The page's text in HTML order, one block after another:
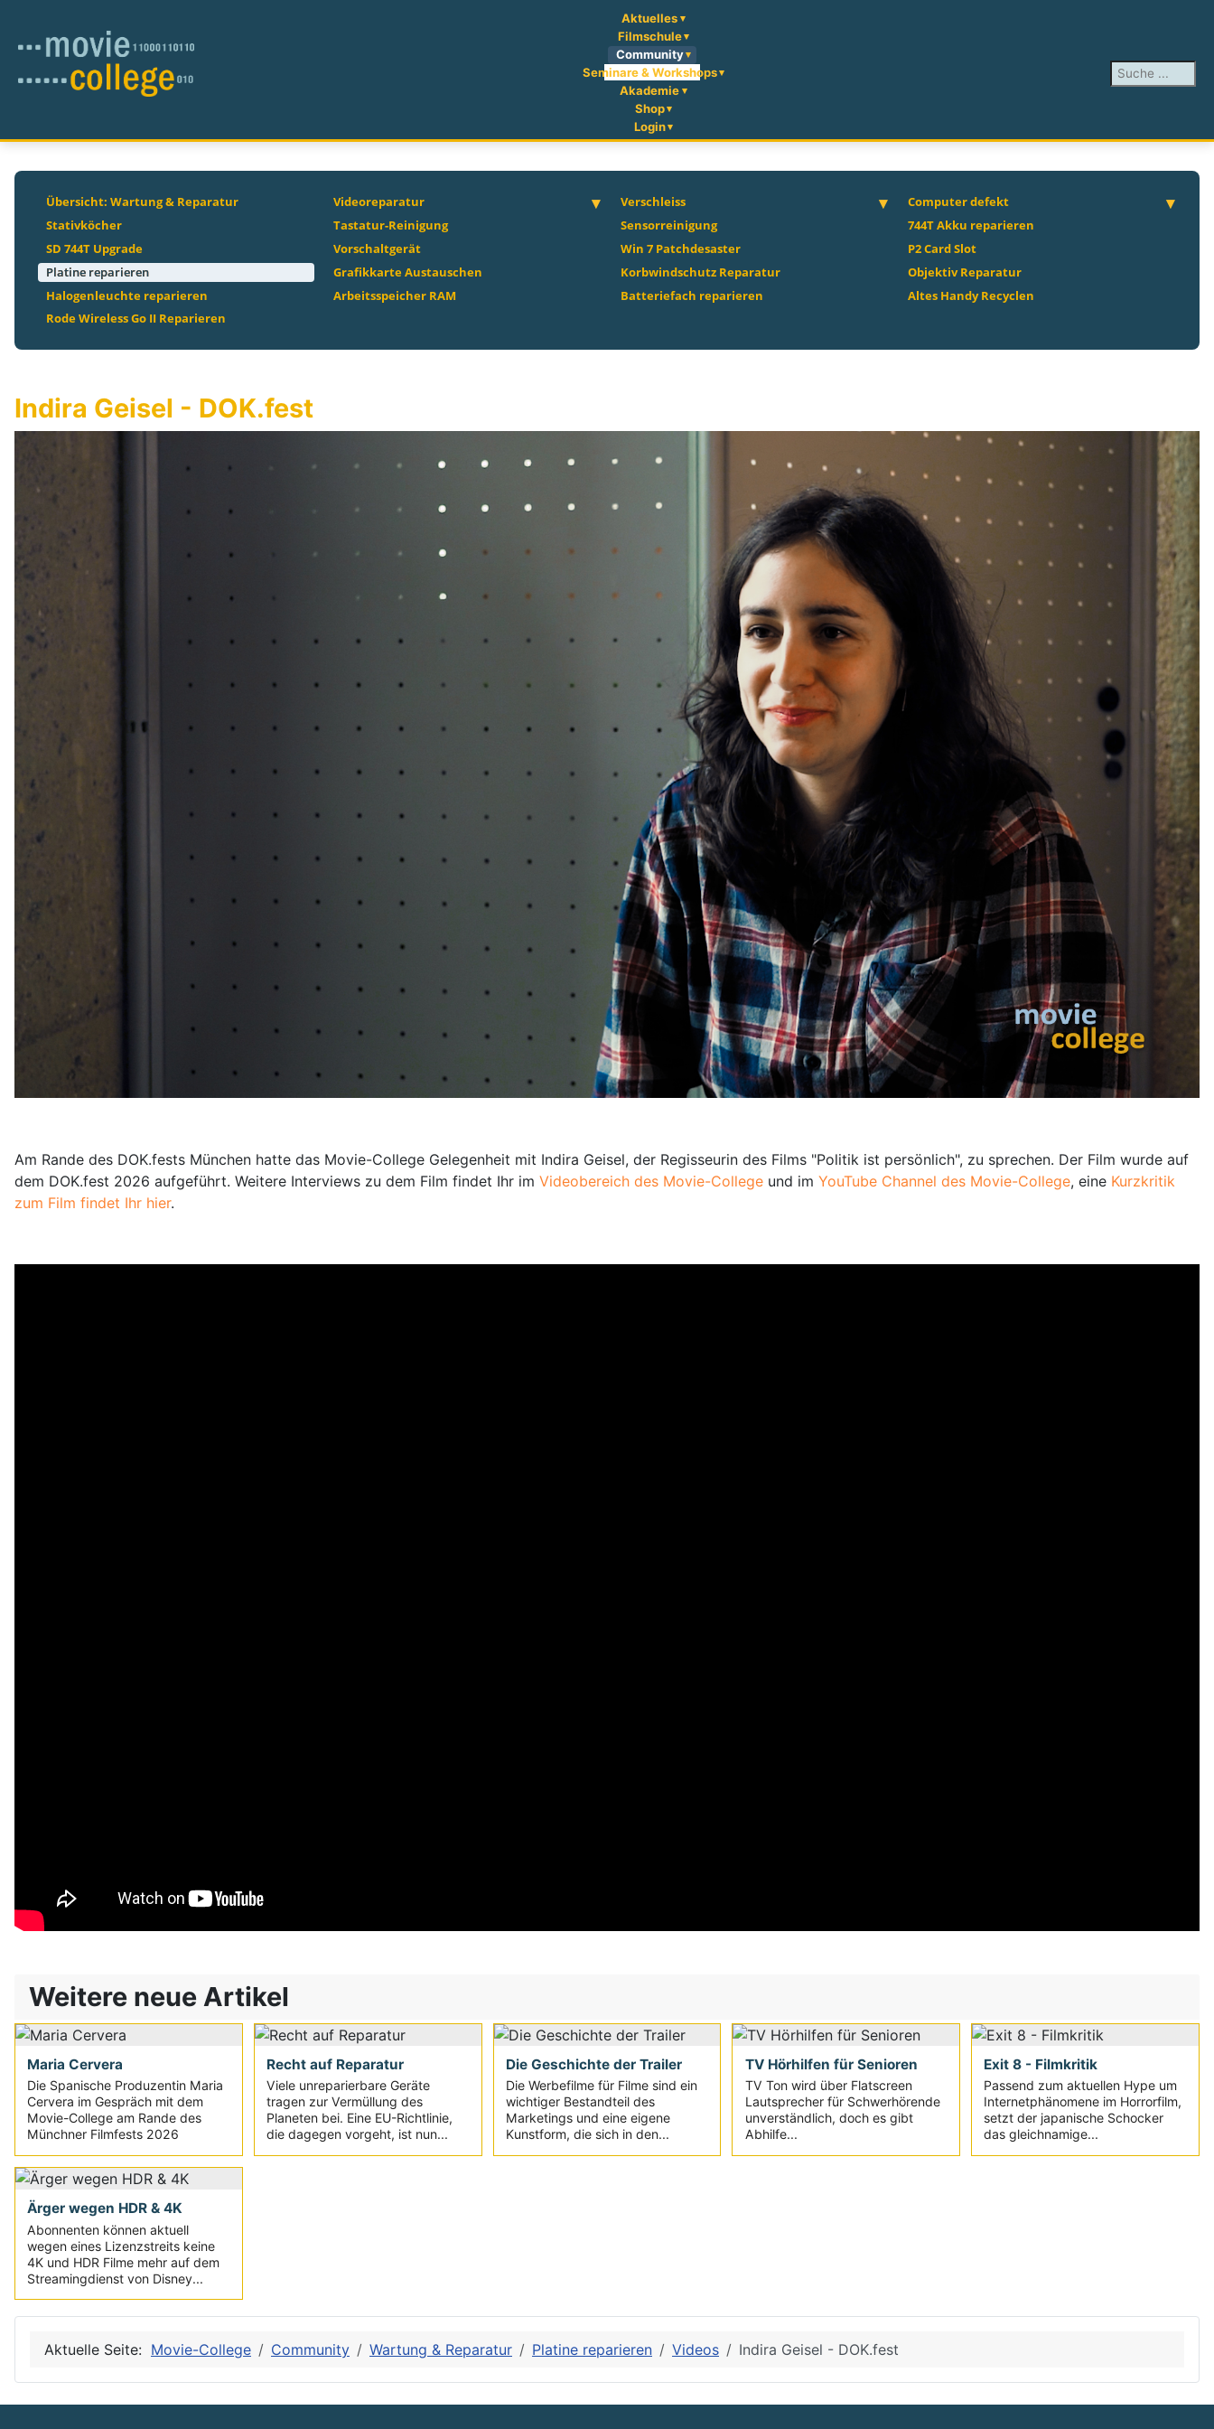
Aktuelles
Filmschule
Community
Seminare & Workshops
Akademie
Shop
Login
Suchen ...
Übersicht: Wartung & Reparatur Videoreparatur Verschleiss
Computer defekt
Stativköcher
Tastatur-Reinigung Sensorreinigung
744T Akku reparieren
SD 744T Upgrade
Vorschaltgerät Win 7 Patchdesaster
P2 Card Slot
Platine reparieren
Grafikkarte Austauschen Korbwindschutz Reparatur
Objektiv Reparatur
Halogenleuchte reparieren
Arbeitsspeicher RAM Batteriefach reparieren
Altes Handy Recyclen
Rode Wireless Go II Reparieren
Indira Geisel - DOK.fest
Am Rande des DOK.fests München hatte das Movie-College Gelegenheit mit Indira Geisel, der Regisseurin des Films "Politik ist persönlich", zu sprechen. Der Film wurde auf
dem DOK.fest 2026 aufgeführt. Weitere Interviews zu dem Film findet Ihr im Videobereich des Movie-College und im YouTube Channel des Movie-College, eine Kurzkritik
zum Film findet Ihr hier.
Weitere neue Artikel
Maria Cervera
Die Spanische Produzentin Maria
Cervera im Gespräch mit dem
Movie-College am Rande des
Münchner Filmfests 2026
Recht auf Reparatur
Viele unreparierbare Geräte
tragen zur Vermüllung des
Planeten bei. Eine EU-Richtlinie,
die dagegen vorgeht, ist nun...
Die Geschichte der Trailer
Die Werbefilme für Filme sind ein
wichtiger Bestandteil des
Marketings und eine eigene
Kunstform, die sich in den...
TV Hörhilfen für Senioren
TV Ton wird über Flatscreen
Lautsprecher für Schwerhörende
unverständlich, doch es gibt
Abhilfe...
Exit 8 - Filmkritik
Passend zum aktuellen Hype um
Internetphänomene im Horrorfilm,
setzt der japanische Schocker
das gleichnamige...
Ärger wegen HDR & 4K
Abonnenten können aktuell
wegen eines Lizenzstreits keine
4K und HDR Filme mehr auf dem
Streamingdienst von Disney...
Aktuelle Seite: Movie-College Community Wartung & Reparatur Platine reparieren Videos Indira Geisel - DOK.fest